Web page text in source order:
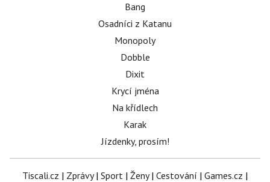
Bang
Osadníci z Katanu
Monopoly
Dobble
Dixit
Krycí jména
Na křídlech
Karak
Jízdenky, prosím!
Tiscali.cz | Zprávy| Sport | Ženy| Cestování | Games.cz |